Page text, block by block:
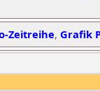
Zeitreihe, Grafik